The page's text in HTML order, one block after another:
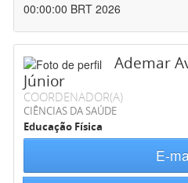
00:00:00 BRT 2026
Ademar
Júnior
COORDENADOR(A)
CIÊNCIAS DA SAÚDE
Educação Física
E-